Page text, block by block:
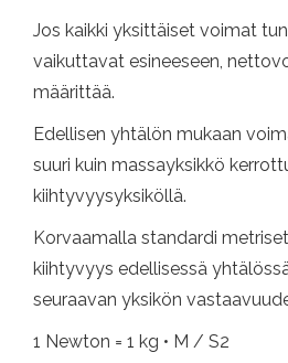
Jos kaikki yksittäiset voimat
vaikuttavat esineeseen,
määrittää.
Edellisen yhtälön mukaan
suuri kuin massayksikkö
kiihtyvyysyksiköllä.
Korvaamalla standardi
kiihtyvyys edellisessä
seuraavan yksikön
1 Newton = 1 kg • M / S2